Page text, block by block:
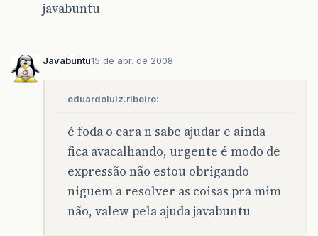
javabuntu
Javabuntu15 de abr. de 2008
eduardoluiz.ribeiro:
é foda o cara n sabe ajudar e ainda
fica avacalhando, urgente é modo de
expressão não estou obrigando
niguem a resolver as coisas pra mim
não, valew pela ajuda javabuntu